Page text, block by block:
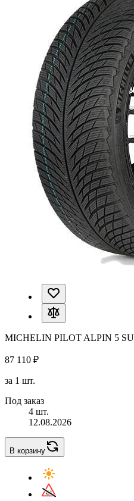
MICHELIN PILOT ALPIN 5
87 110 ₽
за 1 шт.
Под заказ
4 шт.
12.08.2026
В корзину